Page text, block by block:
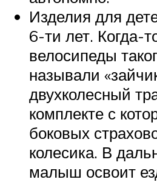
Изделия для
6-ти лет. Когда-
велосипеды
называли
двухколесный
комплекте с
боковых
колесика. В
малыш освоит